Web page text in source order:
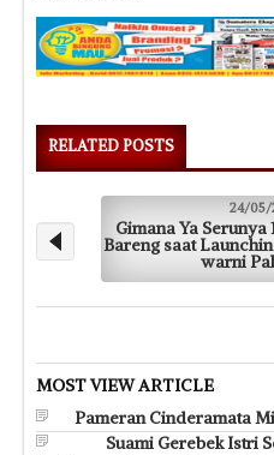
RELATED POSTS
24/05/
Gimana Ya
Bareng saat
warni
MOST VIEW ARTICLE
Pameran Cinderamata
Suami Gerebek Istri